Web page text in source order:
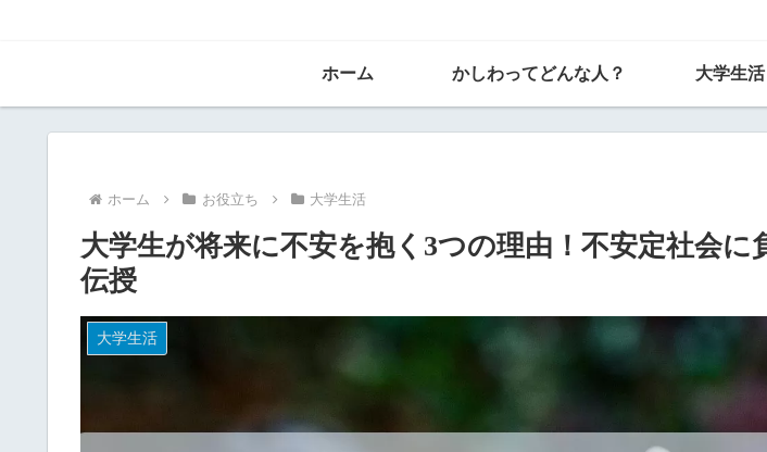
ホーム かしわってどんな人？ 大学生活
ホーム お役立ち 大学生活
大学生が将来に不安を抱く3つの理由！不安定社会に
伝授
大学生活